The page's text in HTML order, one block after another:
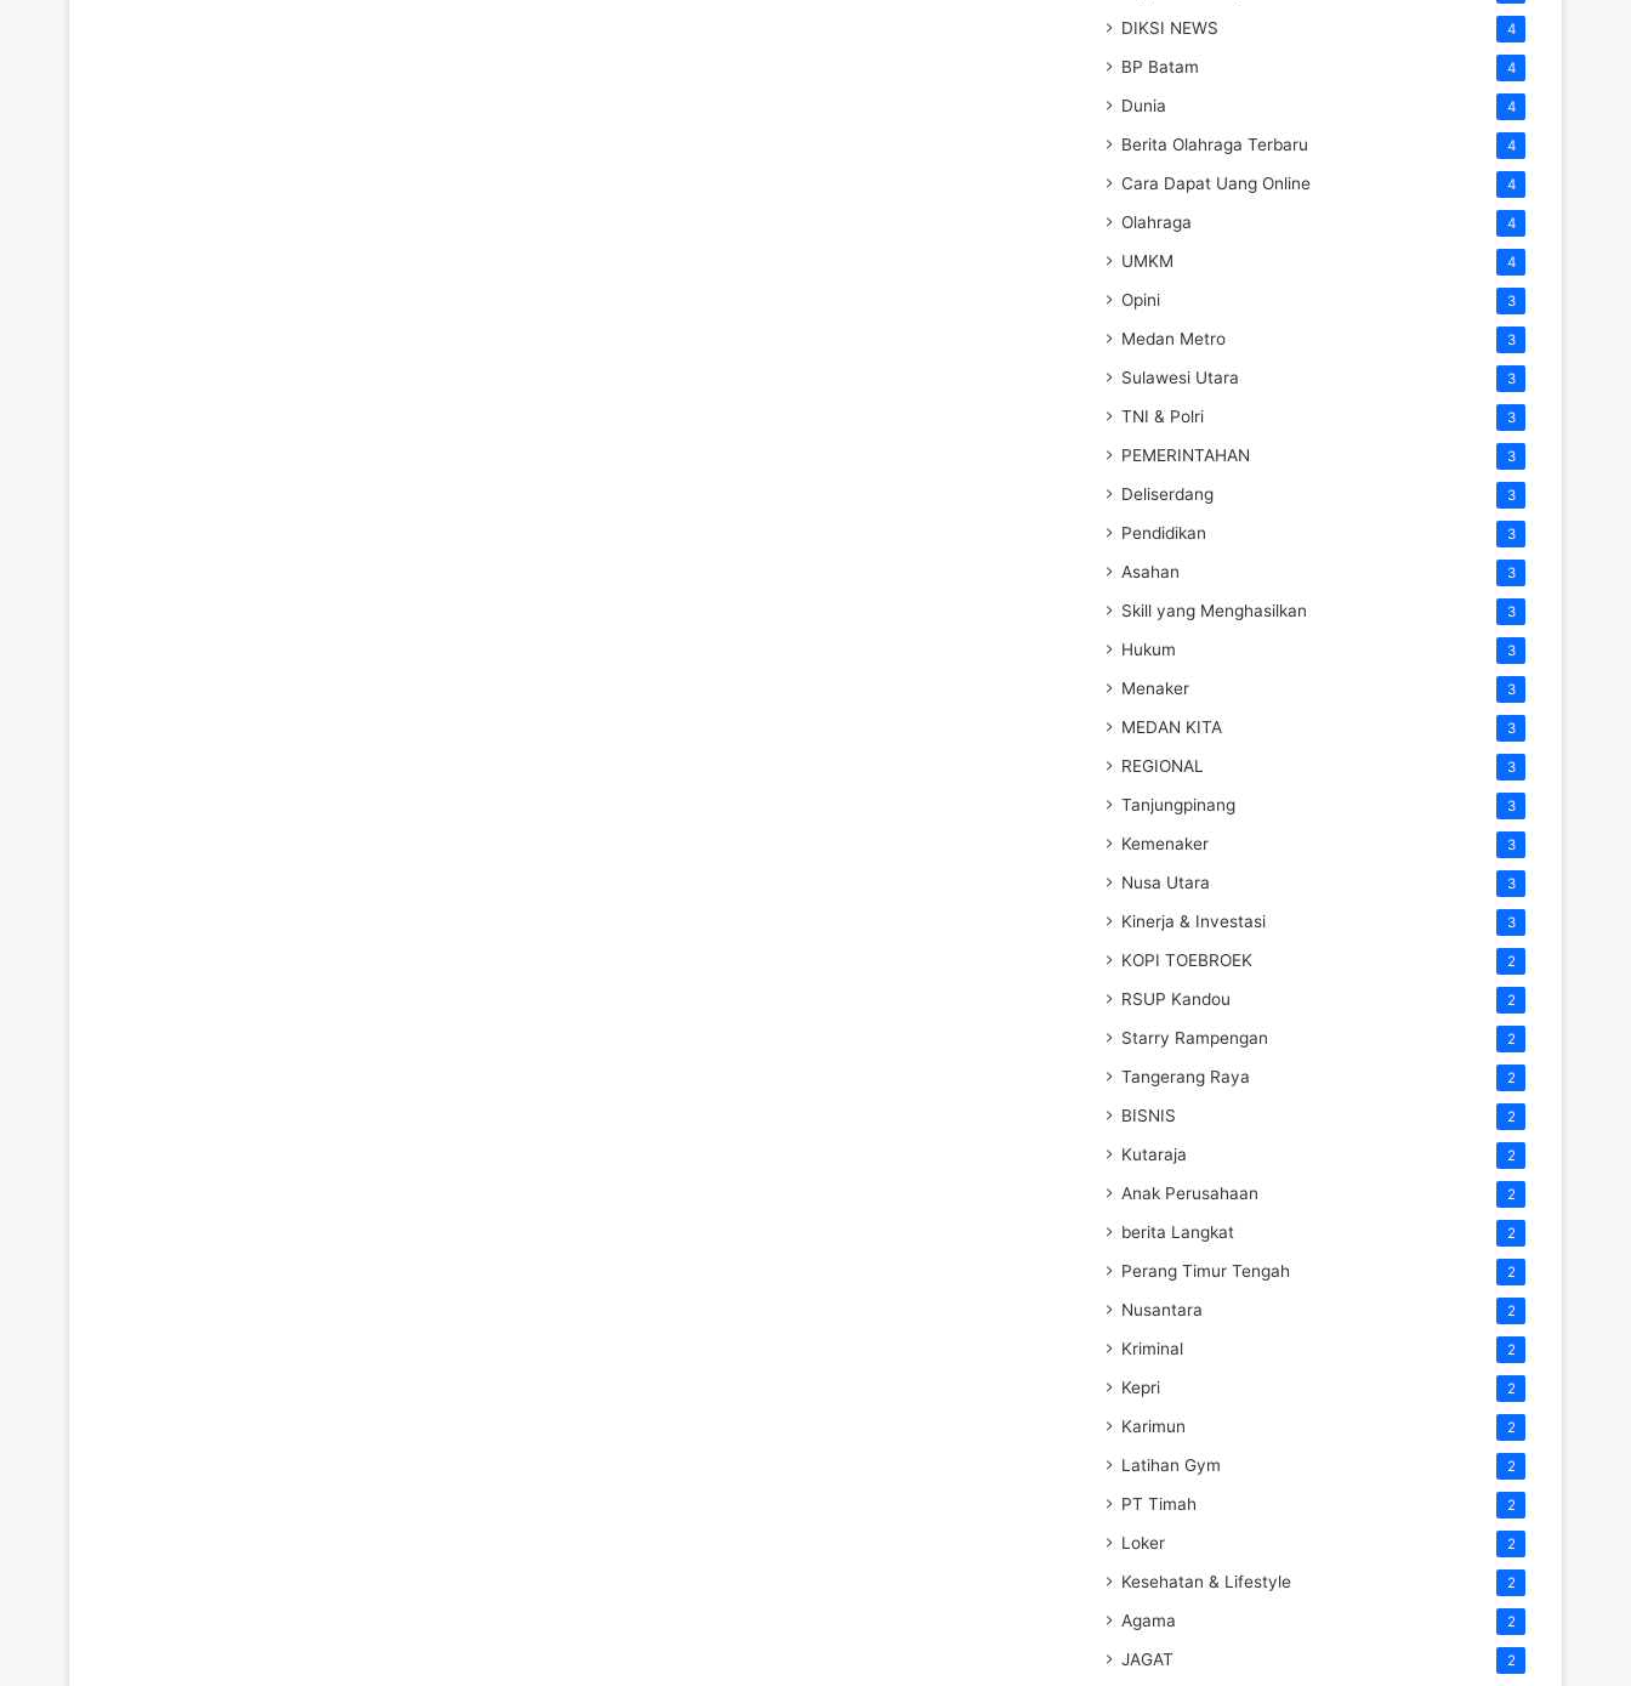
DIKSI NEWS 4
BP Batam 4
Dunia 4
Berita Olahraga Terbaru 4
Cara Dapat Uang Online 4
Olahraga 4
UMKM 4
Opini 3
Medan Metro 3
Sulawesi Utara 3
TNI & Polri 3
PEMERINTAHAN 3
Deliserdang 3
Pendidikan 3
Asahan 3
Skill yang Menghasilkan 3
Hukum 3
Menaker 3
MEDAN KITA 3
REGIONAL 3
Tanjungpinang 3
Kemenaker 3
Nusa Utara 3
Kinerja & Investasi 3
KOPI TOEBROEK 2
RSUP Kandou 2
Starry Rampengan 2
Tangerang Raya 2
BISNIS 2
Kutaraja 2
Anak Perusahaan 2
berita Langkat 2
Perang Timur Tengah 2
Nusantara 2
Kriminal 2
Kepri 2
Karimun 2
Latihan Gym 2
PT Timah 2
Loker 2
Kesehatan & Lifestyle 2
Agama 2
JAGAT 2